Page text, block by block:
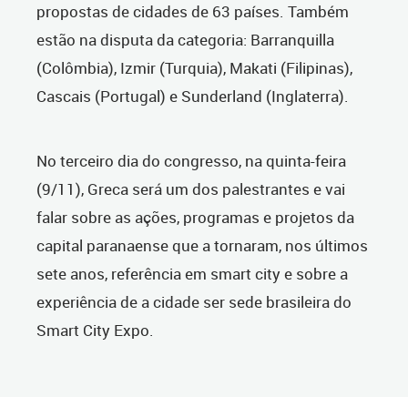
propostas de cidades de 63 países. Também
estão na disputa da categoria: Barranquilla
(Colômbia), Izmir (Turquia), Makati (Filipinas),
Cascais (Portugal) e Sunderland (Inglaterra).
No terceiro dia do congresso, na quinta-feira
(9/11), Greca será um dos palestrantes e vai
falar sobre as ações, programas e projetos da
capital paranaense que a tornaram, nos últimos
sete anos, referência em smart city e sobre a
experiência de a cidade ser sede brasileira do
Smart City Expo.